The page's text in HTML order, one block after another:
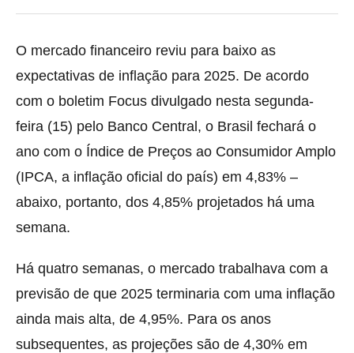
O mercado financeiro reviu para baixo as
expectativas de inflação para 2025. De acordo
com o boletim Focus divulgado nesta segunda-
feira (15) pelo Banco Central, o Brasil fechará o
ano com o Índice de Preços ao Consumidor Amplo
(IPCA, a inflação oficial do país) em 4,83% –
abaixo, portanto, dos 4,85% projetados há uma
semana.
Há quatro semanas, o mercado trabalhava com a
previsão de que 2025 terminaria com uma inflação
ainda mais alta, de 4,95%. Para os anos
subsequentes, as projeções são de 4,30% em